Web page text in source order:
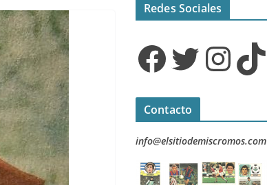
Redes Sociales
Facebook Twitter InstagramTikTok
Contacto
info@elsitiodemiscromos.com